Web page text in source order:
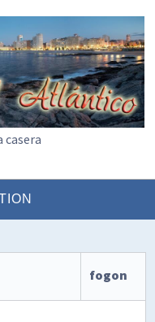
casera
fogon